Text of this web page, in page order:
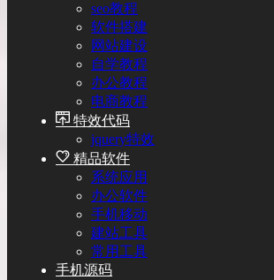
seo教程
软件搭建
网站建设
自学教程
办公教程
电商教程
特效代码
jquery特效
精品软件
系统应用
办公软件
手机移动
建站工具
常用工具
手机源码